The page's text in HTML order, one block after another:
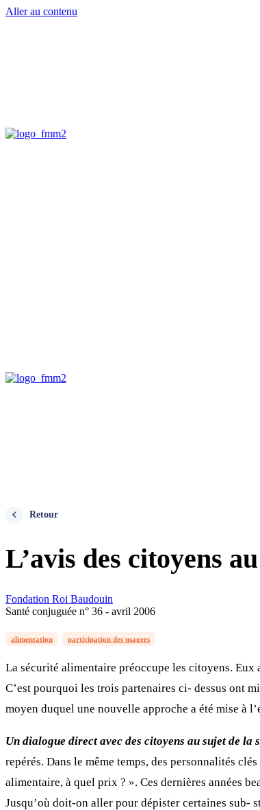
Aller au contenu
Retour
L’avis des citoyens
Fondation Roi Baudouin
Santé conjuguée n° 36 - avril 2006
alimentation participation des usagers
La sécurité alimentaire préoccupe les citoyens.
C’est pourquoi les trois partenaires ci- dessus ont
moyen duquel une nouvelle approche a été mise à
Un dialogue direct avec des citoyens au sujet de la
repérés. Dans le même temps, des personnalités
alimentaire, à quel prix ? ». Ces dernières années
Jusqu’où doit-on aller pour dépister certaines sub-